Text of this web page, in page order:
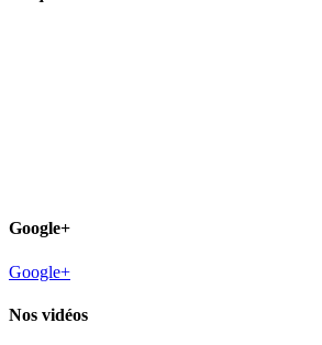
Google+
Google+
Nos vidéos